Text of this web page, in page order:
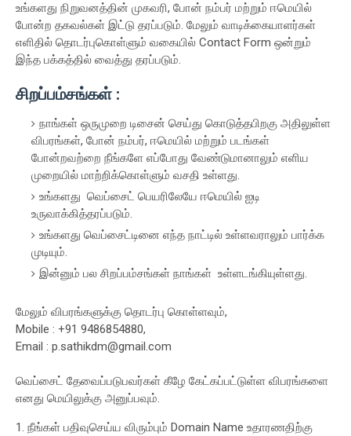
உங்களது நிறுவனத்தின் முகவரி, போன் நம்பர் மற்றும் ஈமெயில்
போன்ற தகவல்கள் இட்டு தரப்படும். மேலும் வாடிக்கையாளர்கள்
எளிதில் தொடர்புகொள்ளும் வகையில் Contact Form ஒன்றும்
இந்த பக்கத்தில் வைத்து தரப்படும்.
சிறப்பம்சங்கள் :
நாங்கள் ஒருமுறை டிசைன் செய்து கொடுத்தபிறகு அதிலுள்ள
விபரங்கள், போன் நம்பர், ஈமெயில் மற்றும் படங்கள்
போன்றவற்றை நீங்களே எப்போது வேண்டுமானாலும் எளிய
முறையில் மாற்றிக்கொள்ளும் வசதி உள்ளது.
உங்களது வெப்சைட் பெயரிலேயே ஈமெயில் ஐடி
உருவாக்கித்தரப்படும்.
உங்களது வெப்சைட்டினை எந்த நாட்டில் உள்ளவராலும் பார்க்க
முடியும்.
இன்னும் பல சிறப்பம்சங்கள் நாங்கள் உள்ளடங்கியுள்ளது.
மேலும் விபரங்களுக்கு தொடர்பு கொள்ளவும்,
Mobile : +91 9486854880,
Email : p.sathikdm@gmail.com
வெப்சைட் தேவைப்படுபவர்கள் கீழே கேட்கப்பட்டுள்ள விபரங்களை
எனது மெயிலுக்கு அனுப்பவும்.
நீங்கள் பதிவுசெய்ய விரும்பும் Domain Name உதாரணதிற்கு